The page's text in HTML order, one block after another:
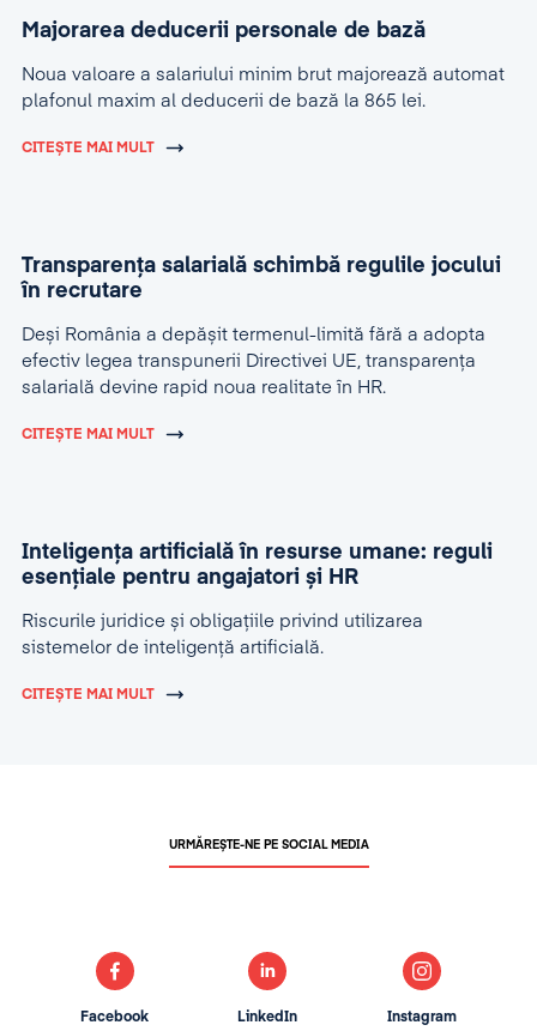
Majorarea deducerii personale de bază
Noua valoare a salariului minim brut majorează automat
plafonul maxim al deducerii de bază la 865 lei.
CITEȘTE MAI MULT
Transparența salarială schimbă regulile jocului
în recrutare
Deși România a depășit termenul-limită fără a adopta
efectiv legea transpunerii Directivei UE, transparența
salarială devine rapid noua realitate în HR.
CITEȘTE MAI MULT
Inteligența artificială în resurse umane: reguli
esențiale pentru angajatori și HR
Riscurile juridice și obligațiile privind utilizarea
sistemelor de inteligență artificială.
CITEȘTE MAI MULT
URMĂREȘTE-NE PE SOCIAL MEDIA
Facebook LinkedIn Instagram